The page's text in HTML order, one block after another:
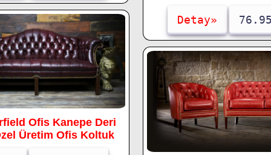
Ofis Kanepe Deri
Üretim Ofis Koltuk
Detay»